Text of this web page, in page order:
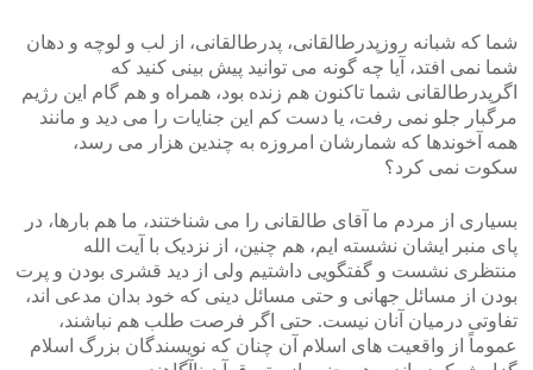
شما که شبانه روزپدرطالقانی، پدرطالقانی، از لب و لوچه و دهان
شما نمی افتد، آیا چه گونه می توانید پیش بینی کنید که
اگرپدرطالقانی شما تاکنون هم زنده بود، همراه و هم گام این رژیم
مرگبار جلو نمی رفت، یا دست کم این جنایات را می دید و مانند
همه آخوندها که شمارشان امروزه به چندین هزار می رسد،
سکوت نمی کرد؟
بسیاری از مردم ما آقای طالقانی را می شناختند، ما هم بارها، در
پای منبر ایشان نشسته ایم، هم چنین، از نزدیک با آیت الله
منتظری نشست و گفتگویی داشتیم ولی از دید قشری بودن و پرت
بودن از مسائل جهانی و حتی مسائل دینی که خود بدان مدعی اند،
تفاوتی درمیان آنان نیست. حتی اگر فرصت طلب هم نباشند،
عموماً از واقعیت های اسلام آن چنان که نویسندگان بزرگ اسلام